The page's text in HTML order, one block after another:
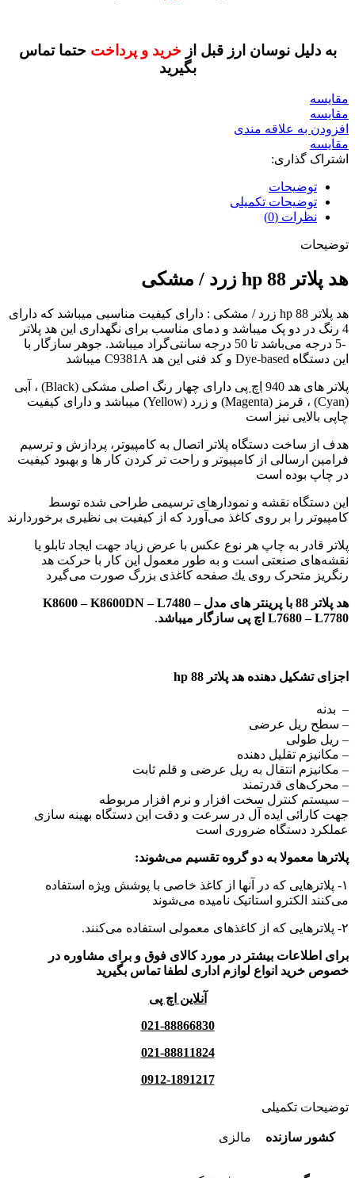
به دلیل نوسان ارز قبل از خرید و پرداختحتما تماس
بگیرید
مقايسه
مقایسه
افزودن به علاقه مندی
مقایسه
اشتراک گذاری:
توضیحات
توضیحات تکمیلی
نظرات (0)
توضیحات
هد پلاتر 88 hp زرد / مشکی
هد پلاتر 88 hp زرد / مشکی : دارای کیفیت مناسبی میباشد که دارای
4 رنگ در دو پک میباشد و دمای مناسب برای نگهداری این هد پلاتر
-5 درجه می‌باشد تا 50 درجه سانتی‌گراد میباشد. جوهر سازگار با
این دستگاه Dye-based و کد فنی این هد C9381A میباشد
پلاتر های هد 940 اچ پی
دارای چهار رنگ اصلی مشکی (Black) ، آبی
(Cyan) ، قرمز (Magenta) و زرد (Yellow) میباشد و دارای کیفیت
چاپی بالایی نیز است
هدف از ساخت دستگاه پلاتر اتصال به کامپیوتر، پردازش و ترسیم
فرامین ارسالی از کامپیوتر و راحت تر کردن کار ها و بهبود کیفیت
در چاپ بوده است
این دستگاه نقشه و نمودارهای ترسیمی طراحی شده توسط
کامپیوتر را بر روی کاغذ می‌آورد که از کیفیت بی نظیری برخوردارند
پلاتر قادر به چاپ هر نوع عکس با عرض زیاد جهت ایجاد تابلو یا
نقشه‌های صنعتی است و به طور معمول این كار با حركت هد
رنگریز متحرک روی یك صفحه كاغذی بزرگ صورت می‌گیرد
هد پلاتر 88 با پرینتر های مدل K8600 – K8600DN – L7480 –
L7680 – L7780 اچ پی
سازگار میباشد.
اجزای تشکیل دهنده هد پلاتر 88 hp
– بدنه
– سطح ریل عرضی
– ریل طولی
– مکانیزم تقلیل دهنده
– مکانیزم انتقال به ریل عرضی و قلم ثابت
– محرک‌های قدرتمند
– سیستم کنترل سخت افزار و نرم افزار مربوطه
جهت کارائی ایده آل در سرعت و دقت این دستگاه بهینه سازی
عملکرد دستگاه ضروری است
پلاترها معمولا به دو گروه تقسیم می‌شوند:
۱- پلاترهایی که در آنها از کاغذ خاصی با پوشش ویژه استفاده
می‌کنند الکترو استاتیک نامیده می‌شوند
۲- پلاترهایی که از کاغذهای معمولی استفاده می‌کنند.
برای اطلاعات بیشتر در مورد کالای فوق و برای مشاوره در
خصوص خرید انواع لوازم اداری لطفا تماس بگیرید
آنلاین اچ پی
021-88866830
021-88811824
0912-1891217
توضیحات تکمیلی
کشور سازنده مالزی